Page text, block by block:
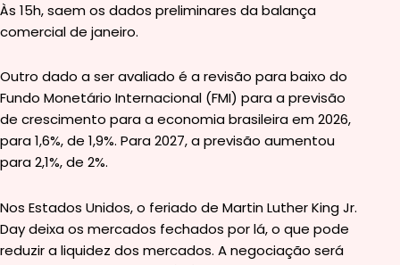
Às 15h, saem os dados preliminares da balança
comercial de janeiro.
Outro dado a ser avaliado é a revisão para baixo do
Fundo Monetário Internacional (FMI) para a previsão
de crescimento para a economia brasileira em 2026,
para 1,6%, de 1,9%. Para 2027, a previsão aumentou
para 2,1%, de 2%.
Nos Estados Unidos, o feriado de Martin Luther King Jr.
Day deixa os mercados fechados por lá, o que pode
reduzir a liquidez dos mercados. A negociação será